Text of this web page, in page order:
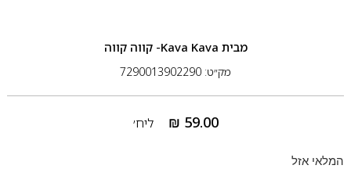
מבית Kava Kava- קווה קווה
מק״ט: 7290013902290
₪ 59.00 ליח׳
המלאי אזל